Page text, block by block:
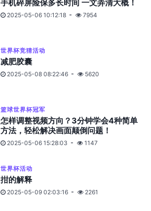
手机碎屏险保多长时间 一文弄清大概！
2025-05-06 10:12:18 7954
世界杯竞猜活动
减肥胶囊
2025-05-08 08:22:46 5620
篮球世界杯冠军
怎样调整视频方向？3分钟学会4种简单
方法，轻松解决画面颠倒问题！
2025-05-06 15:28:03 1147
世界杯活动
拑的解释
2025-05-09 02:03:16 2261